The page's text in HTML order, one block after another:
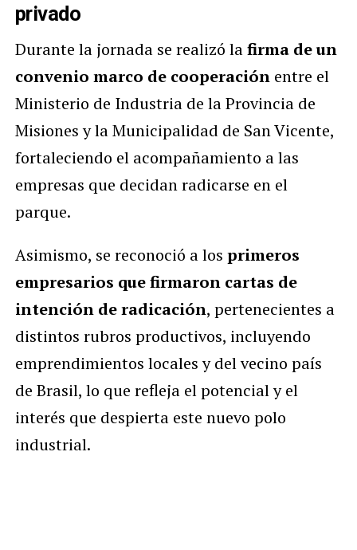
privado
Durante la jornada se realizó lafirma de un
convenio marco de cooperaciónentre el
Ministerio de Industria de la Provincia de
Misiones y la Municipalidad de San Vicente,
fortaleciendo el acompañamiento a las
empresas que decidan radicarse en el
parque.
Asimismo, se reconoció a los primeros
empresarios que firmaron cartas de
intención de radicación, pertenecientes a
distintos rubros productivos, incluyendo
emprendimientos locales y del vecino país
de Brasil, lo que refleja el potencial y el
interés que despierta este nuevo polo
industrial.